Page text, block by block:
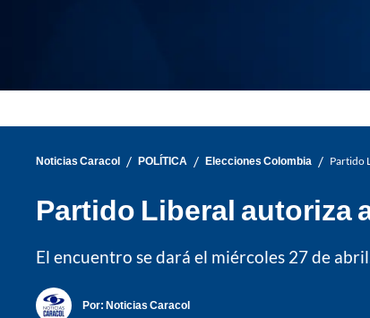
Noticias Caracol / POLÍTICA / Elecciones Colombia / Partido
Partido Liberal autoriza
El encuentro se dará el miércoles 27 de
Por: Noticias Caracol